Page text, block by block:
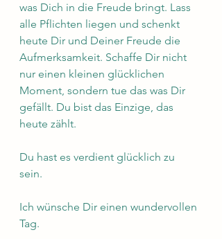
was Dich in die Freude bringt. Lass
alle Pflichten liegen und schenkt
heute Dir und Deiner Freude die
Aufmerksamkeit. Schaffe Dir nicht
nur einen kleinen glücklichen
Moment, sondern tue das was Dir
gefällt. Du bist das Einzige, das
heute zählt.
Du hast es verdient glücklich zu
sein.
Ich wünsche Dir einen wundervollen
Tag.